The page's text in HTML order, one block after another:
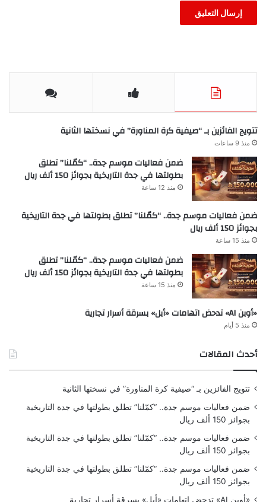
تتويج الفائزين بـ “صيفية كرة المناورة” في نسختها الثانية
منذ 9 ساعات
ضمن فعاليات موسم جدة.. “كمّلنا” تطلق
بطولتها في جدة التاريخية بجوائز 150 ألف ريال
منذ 12 ساعة
ضمن فعاليات موسم جدة.. “كمّلنا” تطلق بطولتها في جدة التاريخية
بجوائز 150 ألف ريال
منذ 15 ساعة
ضمن فعاليات موسم جدة.. “كمّلنا” تطلق
بطولتها في جدة التاريخية بجوائز 150 ألف ريال
منذ 15 ساعة
«أوبن AI» تدحض اتهامات «أبل» بسرقة أسرار تجارية
منذ 5 أيام
أحدث المقالات
تتويج الفائزين بـ “صيفية كرة المناورة” في نسختها الثانية
ضمن فعاليات موسم جدة.. “كمّلنا” تطلق بطولتها في جدة التاريخية
بجوائز 150 ألف ريال
ضمن فعاليات موسم جدة.. “كمّلنا” تطلق بطولتها في جدة التاريخية
بجوائز 150 ألف ريال
ضمن فعاليات موسم جدة.. “كمّلنا” تطلق بطولتها في جدة التاريخية
بجوائز 150 ألف ريال
«أوبن AI» تدحض اتهامات «أبل» بسرقة أسرار تجارية